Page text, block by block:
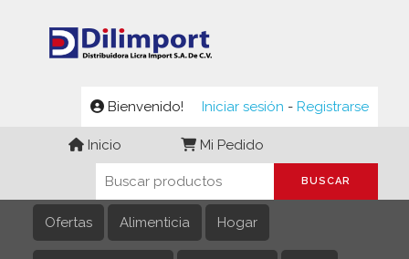
Bienvenido! Iniciar sesión -Registrarse
Inicio Mi Pedido
Ofertas Alimenticia Hogar